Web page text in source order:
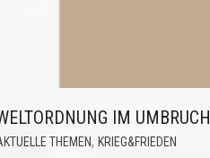
IM UMBRUCH
THEMEN, KRIEG&FRIEDEN